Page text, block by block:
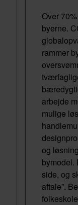
Over
byerne.
rammer
arbejde
mulige
og
bymodel.
side, og
aftale”.